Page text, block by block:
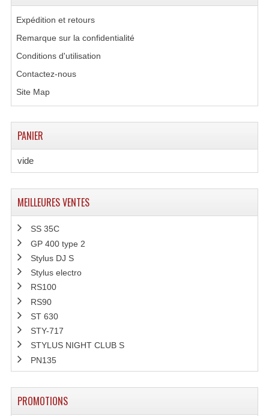
Expédition et retours
Remarque sur la confidentialité
Conditions d'utilisation
Contactez-nous
Site Map
PANIER
vide
MEILLEURES VENTES
SS 35C
GP 400 type 2
Stylus DJ S
Stylus electro
RS100
RS90
ST 630
STY-717
STYLUS NIGHT CLUB S
PN135
PROMOTIONS